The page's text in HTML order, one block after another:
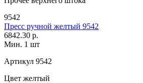
9542
Пресс ручной желтый 9542
6842.30 р.
Мин. 1 шт
Артикул 9542
Цвет желтый